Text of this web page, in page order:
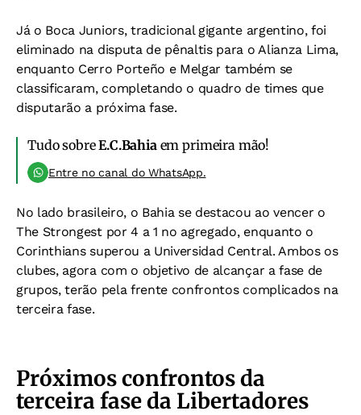
Já o Boca Juniors, tradicional gigante argentino, foi
eliminado na disputa de pênaltis para o Alianza Lima,
enquanto Cerro Porteño e Melgar também se
classificaram, completando o quadro de times que
disputarão a próxima fase.
Tudo sobreE.C.Bahiaem primeira mão!
Entre no canal do WhatsApp.
No lado brasileiro, o Bahia se destacou ao vencer o
The Strongest por 4 a 1 no agregado, enquanto o
Corinthians superou a Universidad Central. Ambos os
clubes, agora com o objetivo de alcançar a fase de
grupos, terão pela frente confrontos complicados na
terceira fase.
Próximos confrontos da
terceira fase da Libertadores